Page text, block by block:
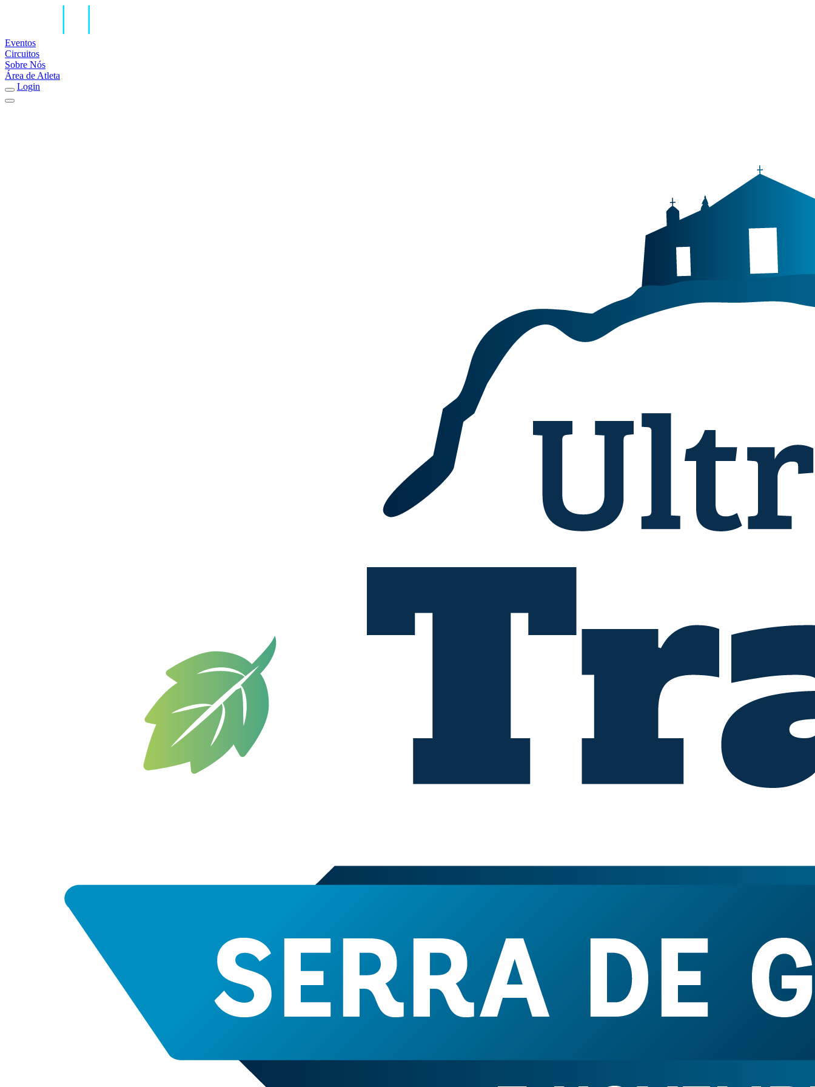
Eventos
Circuitos
Sobre Nós
Área de Atleta
Login